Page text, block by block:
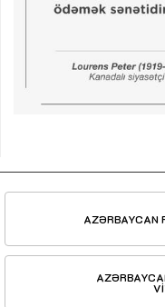
AZƏRBAYCAN